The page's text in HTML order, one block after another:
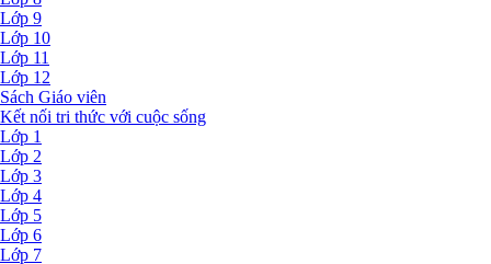
Lớp 9
Lớp 10
Lớp 11
Lớp 12
Sách Giáo viên
Kết nối tri thức với cuộc sống
Lớp 1
Lớp 2
Lớp 3
Lớp 4
Lớp 5
Lớp 6
Lớp 7